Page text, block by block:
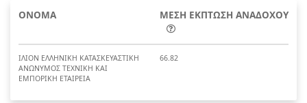
ΟΝΟΜΑ ΜΕΣΗ ΕΚΠΤΩΣΗ ΑΝΑΔΟΧΟΥ
ΙΛΙΟΝ ΕΛΛΗΝΙΚΗ ΚΑΤΑΣΚΕΥΑΣΤΙΚΗ
ΑΝΩΝΥΜΟΣ ΤΕΧΝΙΚΗ ΚΑΙ
ΕΜΠΟΡΙΚΗ ΕΤΑΙΡΕΙΑ
66.82